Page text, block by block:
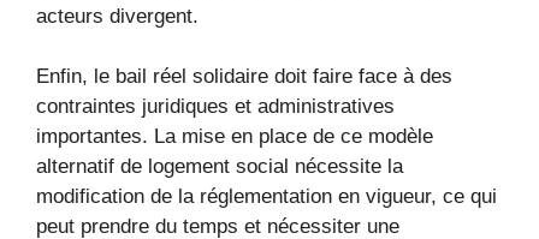
acteurs divergent.
Enfin, le bail réel solidaire doit faire face à des
contraintes juridiques et administratives
importantes. La mise en place de ce modèle
alternatif de logement social nécessite la
modification de la réglementation en vigueur, ce qui
peut prendre du temps et nécessiter une